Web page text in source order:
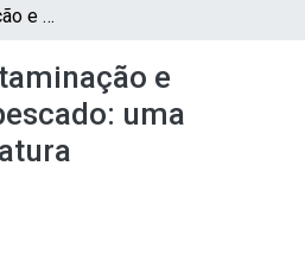
Qualidade, contaminação e segurança do pescado: uma revisão de literatura
e
uma